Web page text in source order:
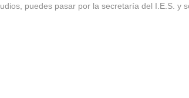
puedes pasar por la secretaría del I.E.S. y